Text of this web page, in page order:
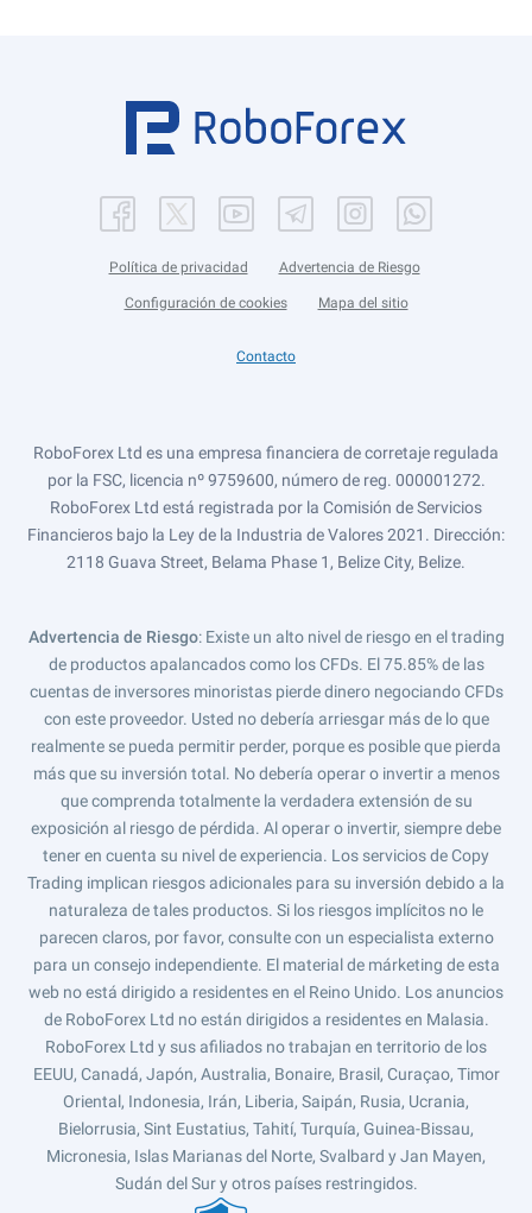
Política de privacidad Advertencia de Riesgo
Configuración de cookies Mapa del sitio
Contacto
RoboForex Ltd es una empresa financiera de corretaje regulada
por la FSC, licencia nº 9759600, número de reg. 000001272.
RoboForex Ltd está registrada por la Comisión de Servicios
Financieros bajo la Ley de la Industria de Valores 2021. Dirección:
2118 Guava Street, Belama Phase 1, Belize City, Belize.
Advertencia de Riesgo: Existe un alto nivel de riesgo en el trading
de productos apalancados como los CFDs. El 75.85% de las
cuentas de inversores minoristas pierde dinero negociando CFDs
con este proveedor. Usted no debería arriesgar más de lo que
realmente se pueda permitir perder, porque es posible que pierda
más que su inversión total. No debería operar o invertir a menos
que comprenda totalmente la verdadera extensión de su
exposición al riesgo de pérdida. Al operar o invertir, siempre debe
tener en cuenta su nivel de experiencia. Los servicios de Copy
Trading implican riesgos adicionales para su inversión debido a la
naturaleza de tales productos. Si los riesgos implícitos no le
parecen claros, por favor, consulte con un especialista externo
para un consejo independiente. El material de márketing de esta
web no está dirigido a residentes en el Reino Unido. Los anuncios
de RoboForex Ltd no están dirigidos a residentes en Malasia.
RoboForex Ltd y sus afiliados no trabajan en territorio de los
EEUU, Canadá, Japón, Australia, Bonaire, Brasil, Curaçao, Timor
Oriental, Indonesia, Irán, Liberia, Saipán, Rusia, Ucrania,
Bielorrusia, Sint Eustatius, Tahití, Turquía, Guinea-Bissau,
Micronesia, Islas Marianas del Norte, Svalbard y Jan Mayen,
Sudán del Sur y otros países restringidos.